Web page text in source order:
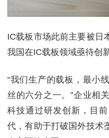
IC载板市场此前主要被日
我国在IC载板领域亟待创
“我们生产的载板，最小
丝的六分之一。”企业相
科技通过研发创新，目
代，有助于打破国外技术